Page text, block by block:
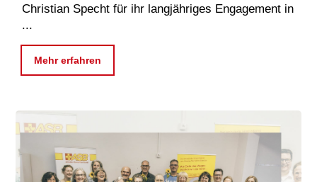
Christian Specht für ihr langjähriges Engagement in
...
Mehr erfahren